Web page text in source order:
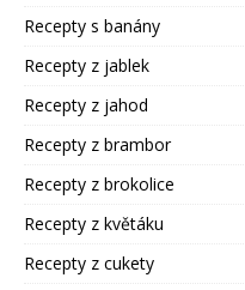
Recepty s banány
Recepty z jablek
Recepty z jahod
Recepty z brambor
Recepty z brokolice
Recepty z květáku
Recepty z cukety